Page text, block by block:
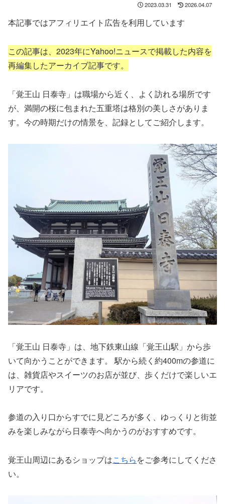
2023.03.31 2026.04.07
本記事ではアフィリエイト広告を利用しています
この記事は、2023年にYahoo!ニュースで掲載した内容を
再編集したアーカイブ記事です。
「覚王山 日泰寺」は職場から近く、よく訪れる場所です
が、満開の桜に包まれた五重塔は格別の美しさがありま
す。今の時期だけの情景を、記録としてご紹介します。
「覚王山 日泰寺」は、地下鉄東山線「覚王山駅」から歩
いて向かうことができます。 駅から続く約400mの参道に
は、雑貨店やスイーツのお店が並び、歩くだけで楽しいエ
リアです。
参道の入り口からすでに見どころが多く、ゆっくりと街並
みを楽しみながら日泰寺へ向かうのがおすすめです。
覚王山周辺にあるショップはこちらをご参考にしてくださ
い。